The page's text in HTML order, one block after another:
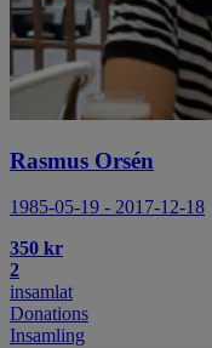
Rasmus Orsén
1985-05-19 - 2017-12-18
350 kr
2
insamlat
Donations
Insamling